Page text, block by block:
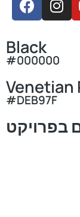
Black
#000000
Venetian
#DEB97F
בפרויקט